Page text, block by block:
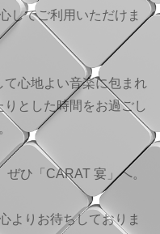
してご利用いただけま
心地よい音楽に包まれ
とした時間をお過ごし
ひ「CARAT 宴」へ。
よりお待ちしておりま